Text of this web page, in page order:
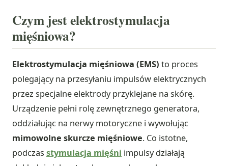
Czym jest elektrostymulacja
mięśniowa?
Elektrostymulacja mięśniowa (EMS) to proces
polegający na przesyłaniu impulsów elektrycznych
przez specjalne elektrody przyklejane na skórę.
Urządzenie pełni rolę zewnętrznego generatora,
oddziałując na nerwy motoryczne i wywołując
mimowolne skurcze mięśniowe. Co istotne,
podczas stymulacja mięśni impulsy działają